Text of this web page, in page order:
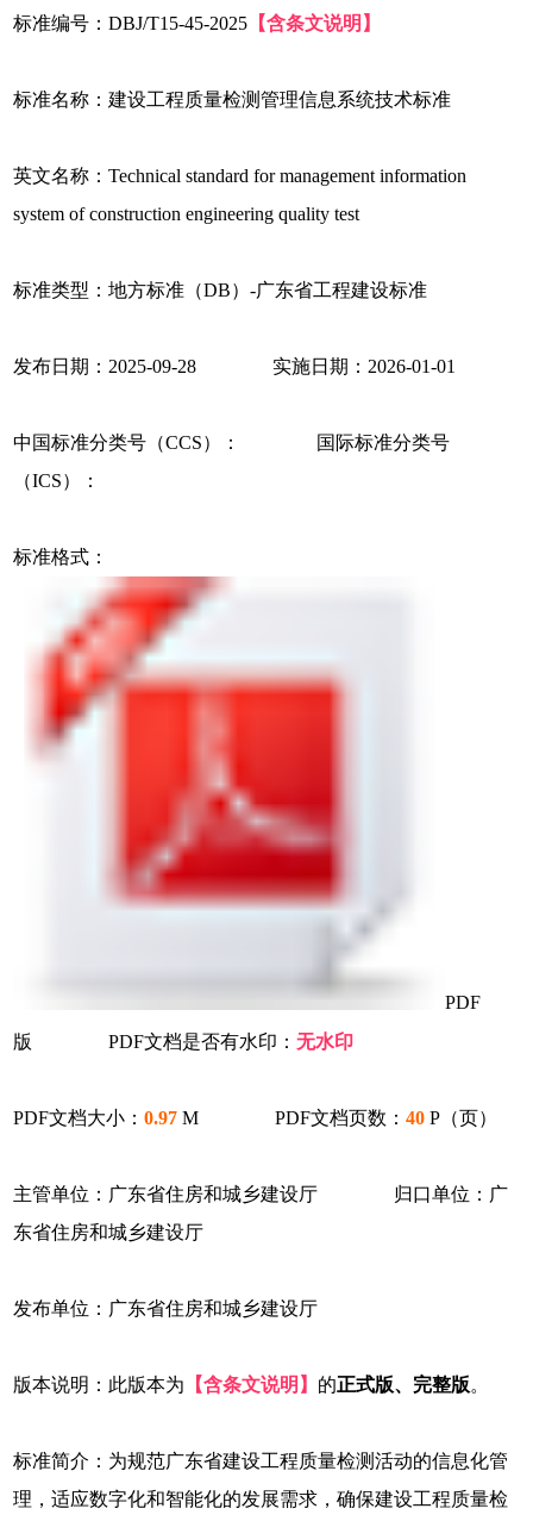
标准编号：DBJ/T15-45-2025 【含条文说明】
标准名称：建设工程质量检测管理信息系统技术标准
英文名称：Technical standard for management information
system of construction engineering quality test
标准类型：地方标准（DB）-广东省工程建设标准
发布日期：2025-09-28 实施日期：2026-01-01
中国标准分类号（CCS）： 国际标准分类号
（ICS）：
标准格式：
PDF
版 PDF文档是否有水印：无水印
PDF文档大小：0.97 M PDF文档页数：40 P（页）
主管单位：广东省住房和城乡建设厅 归口单位：广
东省住房和城乡建设厅
发布单位：广东省住房和城乡建设厅
版本说明：此版本为 【含条文说明】 的正式版、完整版。
标准简介：为规范广东省建设工程质量检测活动的信息化管
理，适应数字化和智能化的发展需求，确保建设工程质量检